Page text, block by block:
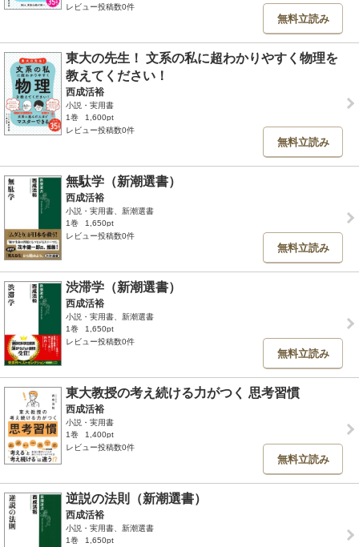
レビュー投稿数0件
無料立読み
東大の先生！ 文系の私に超わかりやすく物理を
教えてください！
西成活裕
小説・実用書
1巻
1,600pt
レビュー投稿数0件
無料立読み
無駄学（新潮選書）
西成活裕
小説・実用書、新潮選書
1巻
1,650pt
レビュー投稿数0件
無料立読み
渋滞学（新潮選書）
西成活裕
小説・実用書、新潮選書
1巻
1,650pt
レビュー投稿数0件
無料立読み
東大教授の考え続ける力がつく 思考習慣
西成活裕
小説・実用書
1巻
1,400pt
レビュー投稿数0件
無料立読み
逆説の法則（新潮選書）
西成活裕
小説・実用書、新潮選書
1巻
1,650pt